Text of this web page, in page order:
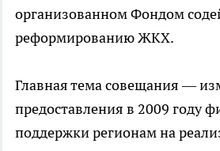
организованном Фондом
реформированию ЖКХ.
Главная тема совещания —
предоставления в 2009 году
поддержки регионам на